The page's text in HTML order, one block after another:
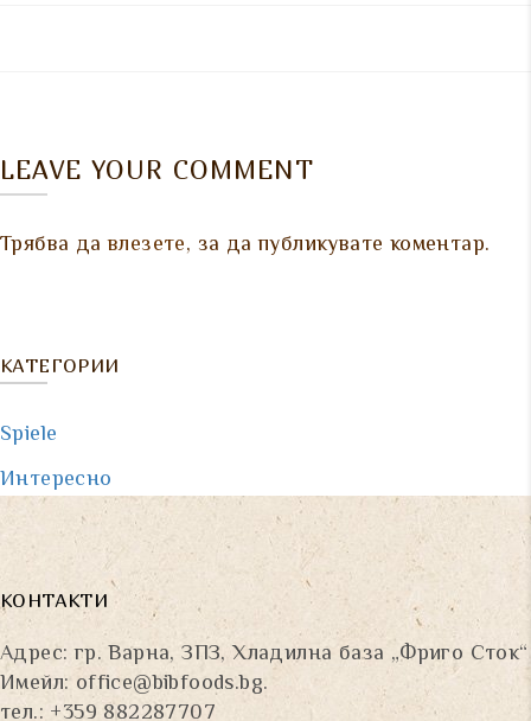
LEAVE YOUR COMMENT
Трябва давлезете, за да публикувате коментар.
КАТЕГОРИИ
Spiele
Интересно
КОНТАКТИ
Адрес: гр. Варна, ЗПЗ, Хладилна база „Фриго Сток“
Имейл: office@bibfoods.bg.
тел.: +359 882287707